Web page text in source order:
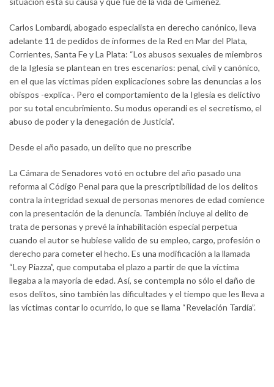
Carlos Lombardi, abogado especialista en derecho canónico, lleva
adelante 11 de pedidos de informes de la Red en Mar del Plata,
Corrientes, Santa Fe y La Plata: “Los abusos sexuales de miembros
de la Iglesia se plantean en tres escenarios: penal, civil y canónico,
en el que las víctimas piden explicaciones sobre las denuncias a los
obispos -explica-. Pero el comportamiento de la Iglesia es delictivo
por su total encubrimiento. Su modus operandi es el secretismo, el
abuso de poder y la denegación de Justicia”.
Desde el año pasado, un delito que no prescribe
La Cámara de Senadores votó en octubre del año pasado una
reforma al Código Penal para que la prescriptibilidad de los delitos
contra la integridad sexual de personas menores de edad comience
con la presentación de la denuncia. También incluye al delito de
trata de personas y prevé la inhabilitación especial perpetua
cuando el autor se hubiese valido de su empleo, cargo, profesión o
derecho para cometer el hecho. Es una modificación a la llamada
“Ley Piazza”, que computaba el plazo a partir de que la víctima
llegaba a la mayoría de edad. Así, se contempla no sólo el daño de
esos delitos, sino también las dificultades y el tiempo que les lleva a
las víctimas contar lo ocurrido, lo que se llama “Revelación Tardía”.